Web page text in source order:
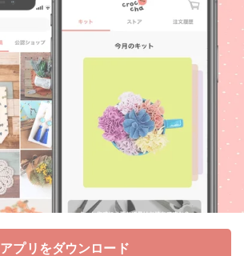
アプリをダウンロード